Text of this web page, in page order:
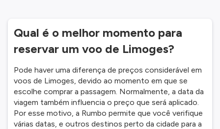
Qual é o melhor momento para
reservar um voo de Limoges?
Pode haver uma diferença de preços considerável em
voos de Limoges, devido ao momento em que se
escolhe comprar a passagem. Normalmente, a data da
viagem também influencia o preço que será aplicado.
Por esse motivo, a Rumbo permite que você verifique
várias datas, e outros destinos perto da cidade para a